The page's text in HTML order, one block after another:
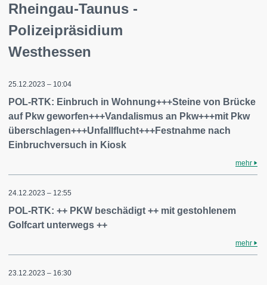
Rheingau-Taunus -
Polizeipräsidium
Westhessen
25.12.2023 – 10:04
POL-RTK: Einbruch in Wohnung+++Steine von Brücke
auf Pkw geworfen+++Vandalismus an Pkw+++mit Pkw
überschlagen+++Unfallflucht+++Festnahme nach
Einbruchversuch in Kiosk
mehr
24.12.2023 – 12:55
POL-RTK: ++ PKW beschädigt ++ mit gestohlenem
Golfcart unterwegs ++
mehr
23.12.2023 – 16:30